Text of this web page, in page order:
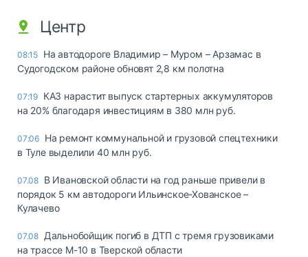
Центр
08:15 На автодороге Владимир – Муром – Арзамас в
Судогодском районе обновят 2,8 км полотна
07:19 КАЗ нарастит выпуск стартерных аккумуляторов
на 20% благодаря инвестициям в 380 млн руб.
07:06 На ремонт коммунальной и грузовой спецтехники
в Туле выделили 40 млн руб.
07.08 В Ивановской области на год раньше привели в
порядок 5 км автодороги Ильинское-Хованское –
Кулачево
07.08 Дальнобойщик погиб в ДТП с тремя грузовиками
на трассе М-10 в Тверской области